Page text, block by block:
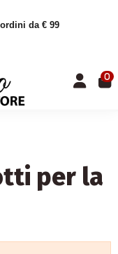
da € 99
0
per la